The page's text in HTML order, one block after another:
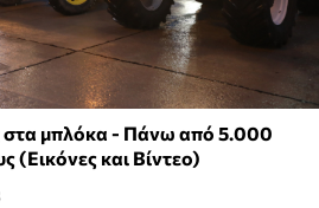
στα μπλόκα - Πάνω από 5.000
(Εικόνες και Βίντεο)